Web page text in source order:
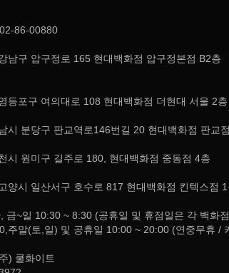
86-00880
남구 압구정로 165 현대백화점 압구정본점 B2층
등포구 여의대로 108 현대백화점 더현대 서울 2층
시 분당구 판교역로146번길 20 현대백화점 판교
시 원미구 길주로 180, 현대백화점 중동점 4층
양시 일산서구 호수로 817 현대백화점 킨텍스점 1
~일 10:30 ~ 8:30 (공휴일 및 휴점일은 각 백화
주말(토,일) 및 공휴일 10:00 ~ 20:00 (연중무휴 /
) 쿨화이트